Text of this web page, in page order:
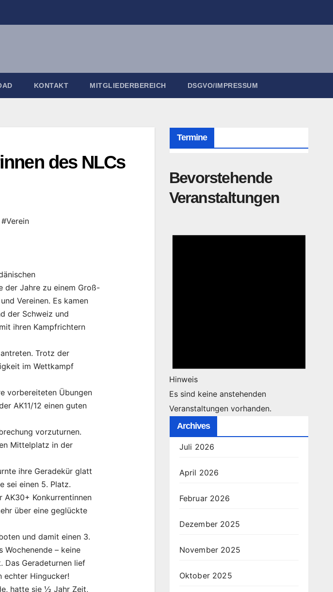
KONTAKT MITGLIEDERBEREICH DSGVO/IMPRESSUM
des NLCs
#Verein
der Jahre zu einem Groß-
Vereinen. Es kamen
der Schweiz und
ihren Kampfrichtern
Trotz der
im Wettkampf
vorbereiteten Übungen
AK11/12 einen guten
vorzuturnen.
Mittelplatz in der
ihre Geradekür glatt
sei einen 5. Platz.
AK30+ Konkurrentinnen
über eine geglückte
und damit einen 3.
Wochenende – keine
Das Geradeturnen lief
echter Hingucker!
hatte sie ½ Jahr Zeit,
Termine
Bevorstehende
Veranstaltungen
Hinweis
Es sind keine anstehenden
Veranstaltungen vorhanden.
Archives
Juli 2026
April 2026
Februar 2026
Dezember 2025
November 2025
Oktober 2025